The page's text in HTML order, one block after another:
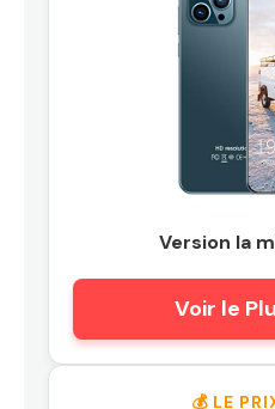
Version la
Voir le
💰 LE